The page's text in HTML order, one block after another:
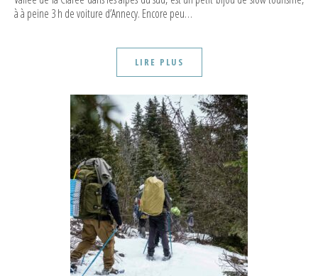
à à peine 3 h de voiture d’Annecy. Encore peu…
LIRE PLUS